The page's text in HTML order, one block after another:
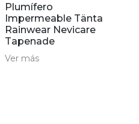
Plumífero
Impermeable Tänta
Rainwear Nevicare
Tapenade
Ver más